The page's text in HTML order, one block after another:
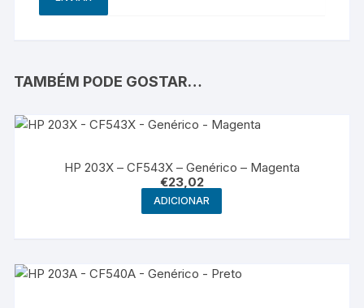
TAMBÉM PODE GOSTAR…
HP 203X – CF543X – Genérico – Magenta
€23,02
ADICIONAR